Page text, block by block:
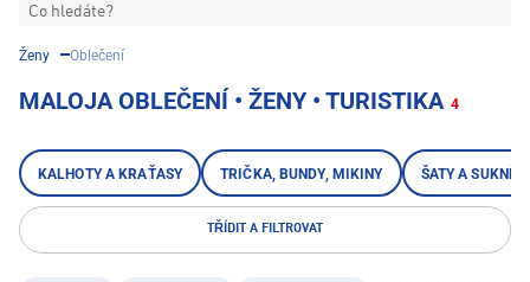
Co hledáte?
Ženy Oblečení
MALOJA OBLEČENÍ • ŽENY • TURISTIKA 4
KALHOTY A KRAŤASY TRIČKA, BUNDY, MIKINY ŠATY A SUKNĚ
TŘÍDIT A FILTROVAT